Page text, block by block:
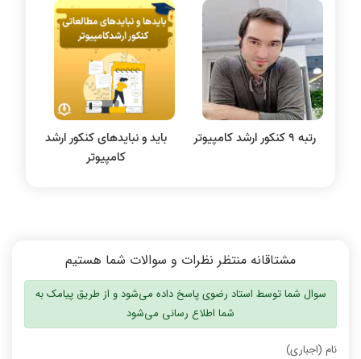
سیستم عامل
نظریه زبانها
سیگنال و سیستمها
رتبه 9 کنکور ارشد کامپیوتر
باید و نبایدهای کنکور ارشد
کامپیوتر
مشتاقانه منتظر نظرات و سوالات شما هستیم
سوال شما توسط استاد رضوی پاسخ داده می‌شود و از طریق پیامک به
شما اطلاع رسانی می‌شود
نام (اجباری)